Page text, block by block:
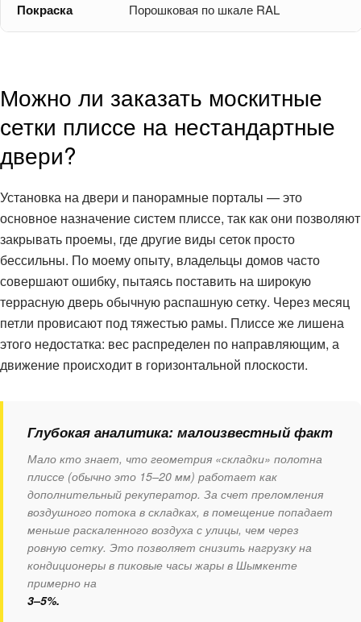
Покраска Порошковая по шкале RAL
Можно ли заказать москитные
сетки плиссе на нестандартные
двери?
Установка на двери и панорамные порталы — это
основное назначение систем плиссе, так как они позволяют
закрывать проемы, где другие виды сеток просто
бессильны. По моему опыту, владельцы домов часто
совершают ошибку, пытаясь поставить на широкую
террасную дверь обычную распашную сетку. Через месяц
петли провисают под тяжестью рамы. Плиссе же лишена
этого недостатка: вес распределен по направляющим, а
движение происходит в горизонтальной плоскости.
Глубокая аналитика: малоизвестный факт
Мало кто знает, что геометрия «складки» полотна
плиссе (обычно это 15–20 мм) работает как
дополнительный рекуператор. За счет преломления
воздушного потока в складках, в помещение попадает
меньше раскаленного воздуха с улицы, чем через
ровную сетку. Это позволяет снизить нагрузку на
кондиционеры в пиковые часы жары в Шымкенте
примерно на
3–5%.